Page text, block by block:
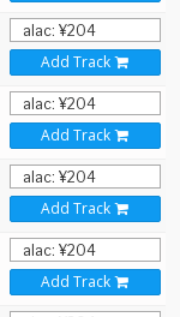
Add Track
Add Track
Add Track
Add Track